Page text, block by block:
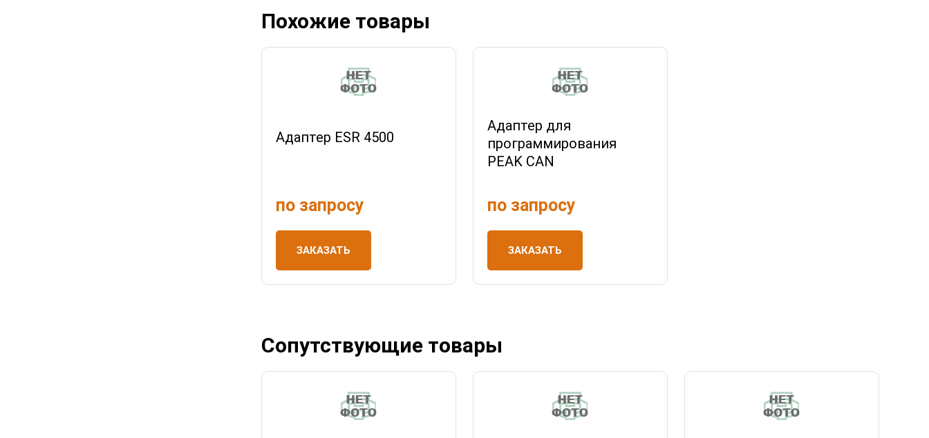
Похожие товары
Адаптер ESR 4500
по запросу
ЗАКАЗАТЬ
Адаптер для
программирования
PEAK CAN
по запросу
ЗАКАЗАТЬ
Сопутствующие товары